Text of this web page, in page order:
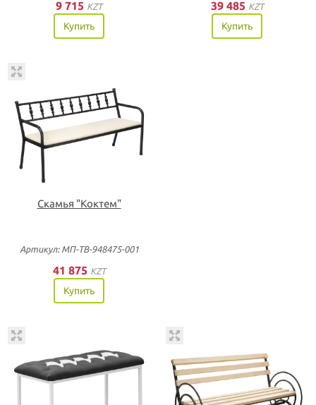
9 715 KZT
Купить
39 485 KZT
Купить
Скамья "Коктем"
Артикул: МП-ТВ-948475-001
41 875 KZT
Купить